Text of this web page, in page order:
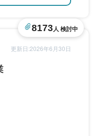
更新日:2026年6月30日
8173人 検討中